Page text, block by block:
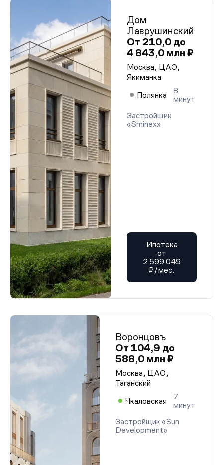
Дом
Лаврушинский
От 210,0 до
4 843,0 млн ₽
Москва, ЦАО,
Якиманка
Полянка
8
минут
Застройщик
«Sminex»
Ипотека
от
2 599 049
₽/мес.
Воронцовъ
От 104,9 до
588,0 млн ₽
Москва, ЦАО,
Таганский
Чкаловская
7
минут
Застройщик «Sun
Development»